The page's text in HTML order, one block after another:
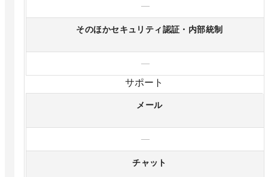
—
そのほかセキュリティ認証・内部統制
—
サポート
メール
—
チャット